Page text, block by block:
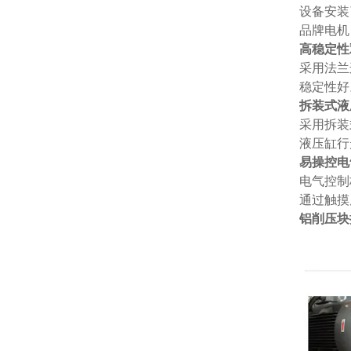
设备安
品牌电
高稳定
采用法
稳定性
拆装式
采用拆
液压缸
易操控
电气控
通过触
铝削压